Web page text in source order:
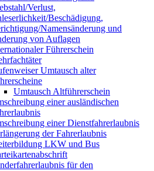
Verlust,
Beschädigung,
Namensänderung und
von Auflagen
Führerschein
Umtausch alter
Umtausch Altführerschein
einer ausländischen
einer Dienstfahrerlaubnis
der Fahrerlaubnis
LKW und Bus
für den